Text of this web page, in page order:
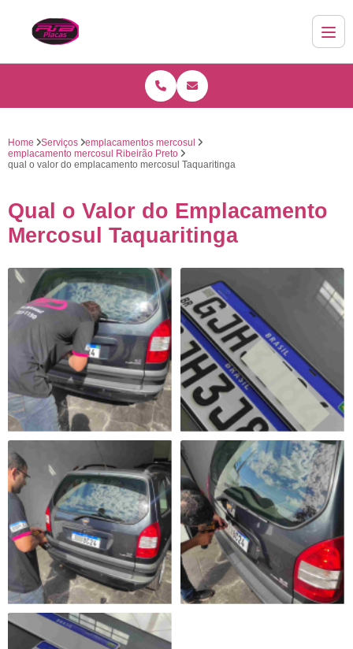
Home Serviços
emplacamentos mercosul
emplacamento mercosul Ribeirão Preto
qual o valor do emplacamento mercosul Taquaritinga
Qual o Valor do Emplacamento
Mercosul Taquaritinga